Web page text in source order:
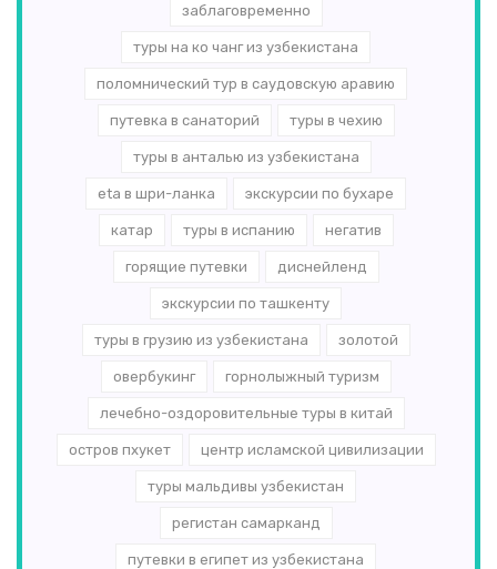
заблаговременно
туры на ко чанг из узбекистана
поломнический тур в саудовскую аравию
путевка в санаторий туры в чехию
туры в анталью из узбекистана
eta в шри-ланка экскурсии по бухаре
катар туры в испанию негатив
горящие путевки диснейленд
экскурсии по ташкенту
туры в грузию из узбекистана золотой
овербукинг горнолыжный туризм
лечебно-оздоровительные туры в китай
остров пхукет центр исламской цивилизации
туры мальдивы узбекистан
регистан самарканд
путевки в египет из узбекистана